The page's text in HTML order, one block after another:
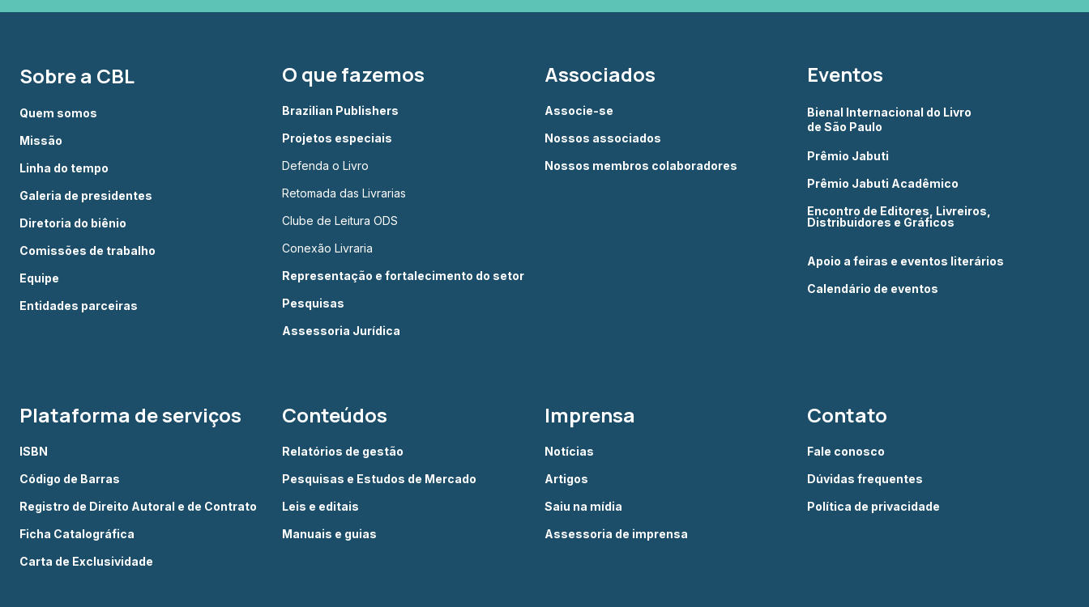
Sobre a CBL
Quem somos
Missão
Linha do tempo
Galeria de presidentes
Diretoria do biênio
Comissões de trabalho
Equipe
Entidades parceiras
O que fazemos
Brazilian Publishers
Projetos especiais
Defenda o Livro
Retomada das Livrarias
Clube de Leitura ODS
Conexão Livraria
Representação e fortalecimento do setor
Pesquisas
Assessoria Jurídica
Associados
Associe-se
Nossos associados
Nossos membros colaboradores
Eventos
Bienal Internacional do Livro
de São Paulo
Prêmio Jabuti
Prêmio Jabuti Acadêmico
Encontro de Editores, Livreiros,
Distribuidores e Gráficos
Apoio a feiras e eventos literários
Calendário de eventos
Plataforma de serviços
ISBN
Código de Barras
Registro de Direito Autoral e de Contrato
Ficha Catalográfica
Carta de Exclusividade
Conteúdos
Relatórios de gestão
Pesquisas e Estudos de Mercado
Leis e editais
Manuais e guias
Imprensa
Notícias
Artigos
Saiu na mídia
Assessoria de imprensa
Contato
Fale conosco
Dúvidas frequentes
Política de privacidade